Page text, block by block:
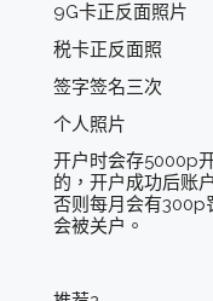
9G卡正反面照片
税卡正反面照
签字签名三次
个人照片
开户时会存5000p
的，开户成功后账
否则每月会有300p
会被关户。